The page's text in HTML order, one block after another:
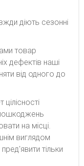
діють сезонні
товар
дефектів наші
від одного до
пошкоджень
на місці.
виглядом
тільки